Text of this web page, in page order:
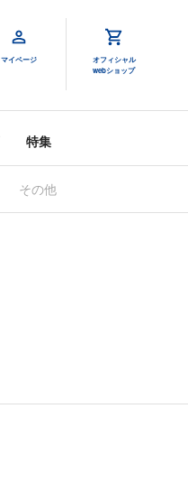
マイページ
オフィシャル
webショップ
特集
その他